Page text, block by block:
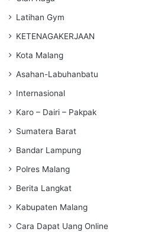
Latihan Gym
KETENAGAKERJAAN
Kota Malang
Asahan-Labuhanbatu
Internasional
Karo – Dairi – Pakpak
Sumatera Barat
Bandar Lampung
Polres Malang
Berita Langkat
Kabupaten Malang
Cara Dapat Uang Online